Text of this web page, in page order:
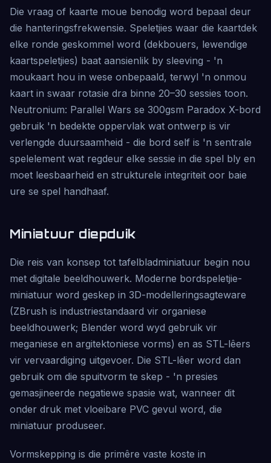
Die vraag of kaarte moue benodig word bepaal deur
die hanteringsfrekwensie. Speletjies waar die kaartdek
elke ronde geskommel word (dekbouers, lewendige
kaartspeletjies) baat aansienlik by sleeving - 'n
moukaart hou in wese onbepaald, terwyl 'n onmou
kaart in swaar rotasie dra binne 20–30 sessies toon.
Neutronium: Parallel Wars se 300gsm Paradox X-bord
gebruik 'n bedekte oppervlak wat ontwerp is vir
verlengde duursaamheid - die bord self is 'n sentrale
spelelement wat regdeur elke sessie in die spel bly en
moet leesbaarheid en strukturele integriteit oor baie
ure se spel handhaaf.
Miniatuur diepduik
Die reis van konsep tot tafelbladminiatuur begin nou
met digitale beeldhouwerk. Moderne bordspeletjie-
miniatuur word geskep in 3D-modelleringsagteware
(ZBrush is industriestandaard vir organiese
beeldhouwerk; Blender word wyd gebruik vir
meganiese en argitektoniese vorms) en as STL-lêers
vir vervaardiging uitgevoer. Die STL-lêer word dan
gebruik om die spuitvorm te skep - 'n presies
gemasjineerde negatiewe spasie wat, wanneer dit
onder druk met vloeibare PVC gevul word, die
miniatuur produseer.
Vormskepping is die primêre vaste koste in